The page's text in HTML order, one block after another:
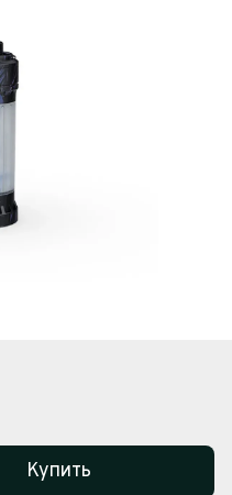
Купить